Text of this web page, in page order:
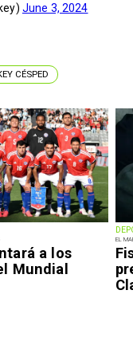
a los
Mundial
EL
June 3, 2024
CÉSPED